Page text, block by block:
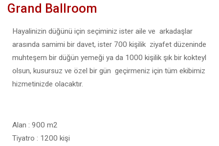
Grand Ballroom
Hayalinizin düğünü için seçiminiz ister aile ve arkadaşlar
arasında samimi bir davet, ister 700 kişilik ziyafet düzeninde
muhteşem bir düğün yemeği ya da 1000 kişilik şık bir kokteyl
olsun, kusursuz ve özel bir gün geçirmeniz için tüm ekibimiz
hizmetinizde olacaktır.
Alan : 900 m2
Tiyatro : 1200 kişi